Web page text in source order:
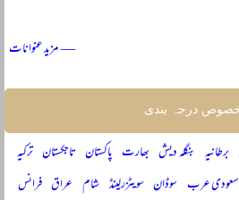
— مزید عنوانات
درجہ بندی
برطانیہ بنگلہ دیش بھارت پاکستان تاجکستان ترکیہ
سعودی عرب سوڈان سویٹزرلینڈ شام عراق فرانس